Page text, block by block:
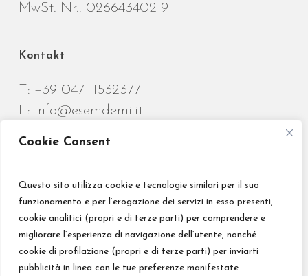
Cookie Consent
Questo sito utilizza cookie e tecnologie similari per il suo
funzionamento e per l’erogazione dei servizi in esso presenti,
cookie analitici (propri e di terze parti) per comprendere e
migliorare l’esperienza di navigazione dell’utente, nonché
cookie di profilazione (propri e di terze parti) per inviarti
pubblicità in linea con le tue preferenze manifestate
MwSt. Nr.: 02664340219
Kontakt
T: +39 0471 1532377
E: info@esemdemi.it
Credits
Privacy Policy
Impressum